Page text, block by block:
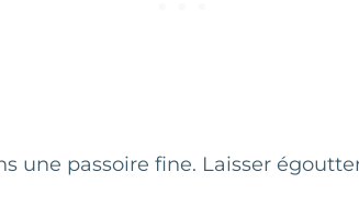
une passoire fine. Laisser